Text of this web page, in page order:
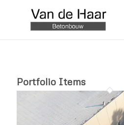
Portfolio Items